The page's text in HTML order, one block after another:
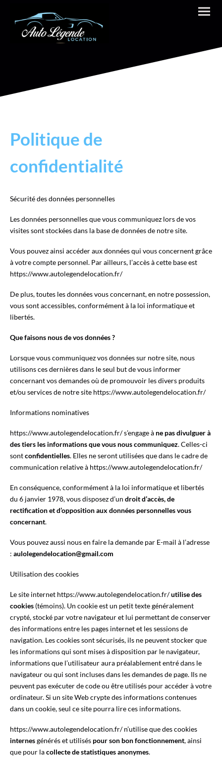
Politique de
confidentialité
Sécurité des données personnelles
Les données personnelles que vous communiquez lors de vos
visites sont stockées dans la base de données de notre site.
Vous pouvez ainsi accéder aux données qui vous concernent grâce
à votre compte personnel. Par ailleurs, l’accès à cette base est
https://www.autolegendelocation.fr/
De plus, toutes les données vous concernant, en notre possession,
vous sont accessibles, conformément à la loi informatique et
libertés.
Que faisons nous de vos données ?
Lorsque vous communiquez vos données sur notre site, nous
utilisons ces dernières dans le seul but de vous informer
concernant vos demandes où de promouvoir les divers produits
et/ou services de notre site https://www.autolegendelocation.fr/
Informations nominatives
https://www.autolegendelocation.fr/ s’engage à ne pas divulguer à
des tiers les informations que vous nous communiquez. Celles-ci
sontconfidentielles. Elles ne seront utilisées que dans le cadre de
communication relative à https://www.autolegendelocation.fr/
En conséquence, conformément à la loi informatique et libertés
du 6 janvier 1978, vous disposez d’un droit d’accès, de
rectification et d’opposition aux données personnelles vous
concernant.
Vous pouvez aussi nous en faire la demande par E-mail à l’adresse
: aulolegendelocation@gmail.com
Utilisation des cookies
Le site internet https://www.autolegendelocation.fr/utilise des
cookies (témoins). Un cookie est un petit texte généralement
crypté, stocké par votre navigateur et lui permettant de conserver
des informations entre les pages internet et les sessions de
navigation. Les cookies sont sécurisés, ils ne peuvent stocker que
les informations qui sont mises à disposition par le navigateur,
informations que l’utilisateur aura préalablement entré dans le
navigateur ou qui sont incluses dans les demandes de page. Ils ne
peuvent pas exécuter de code ou être utilisés pour accéder à votre
ordinateur. Si un site Web crypte des informations contenues
dans un cookie, seul ce site pourra lire ces informations.
https://www.autolegendelocation.fr/ n’utilise que des cookies
internesgénérés et utilisés pour son bon fonctionnement, ainsi
que pour lacollecte de statistiques anonymes.